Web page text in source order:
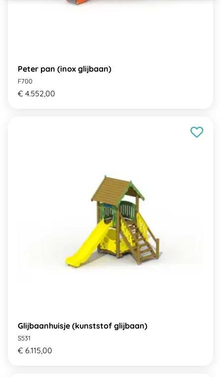
Peter pan (inox glijbaan)
F700
€ 4.552,00
Glijbaanhuisje (kunststof glijbaan)
S531
€ 6.115,00